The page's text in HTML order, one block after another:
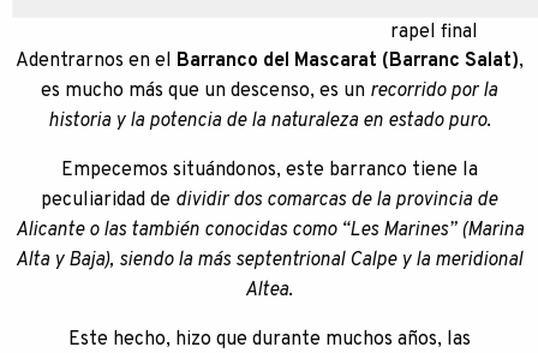
rapel final
Adentrarnos en el Barranco del Mascarat (Barranc Salat),
es mucho más que un descenso, es un recorrido por la
historia y la potencia de la naturaleza en estado puro.
Empecemos situándonos, este barranco tiene la
peculiaridad de dividir dos comarcas de la provincia de
Alicante o las también conocidas como “Les Marines” (Marina
Alta y Baja), siendo la más septentrional Calpe y la meridional
Altea.
Este hecho, hizo que durante muchos años, las